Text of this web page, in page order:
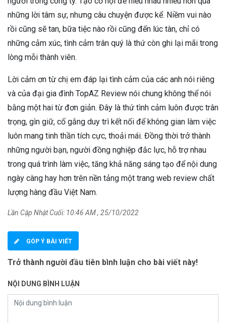
những lời tâm sự, nhưng câu chuyện được kể. Niềm vui nào
rồi cũng sẽ tan, bữa tiệc nào rồi cũng đến lúc tàn, chỉ có
những cảm xúc, tình cảm trân quý là thứ còn ghi lại mãi trong
lòng mỗi thành viên.
Lời cảm ơn từ chị em đáp lại tình cảm của các anh nói riêng
và của đại gia đình TopAZ Review nói chung không thể nói
bằng một hai từ đơn giản. Đây là thứ tình cảm luôn được trân
trọng, gìn giữ, cố gắng duy trì kết nối để không gian làm việc
luôn mang tinh thần tích cực, thoải mái. Đồng thời trở thành
những người bạn, người đồng nghiệp đắc lực, hỗ trợ nhau
trong quá trình làm việc, tăng khả năng sáng tạo để nội dung
ngày càng hay hơn trên nền tảng một trang web review chất
lượng hàng đầu Việt Nam.
Lần Cập Nhật Cuối: 10:46 AM , 25/10/2022
GÓP Ý BÀI VIẾT
Trở thành người đầu tiên bình luận cho bài viết này!
NỘI DUNG BÌNH LUẬN